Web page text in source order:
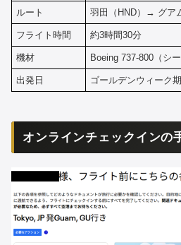
ルート 羽田（HND）→ グア
フライト時間 約3時間30分
機材 Boeing 737-800（シー
出発日 ゴールデンウィーク
オンラインチェックインの